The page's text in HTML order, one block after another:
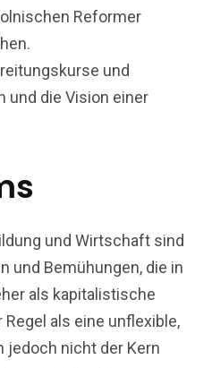
Reformer
und
und die Vision einer
und Wirtschaft sind
und Bemühungen, die in
als kapitalistische
als eine unflexible,
jedoch nicht der Kern